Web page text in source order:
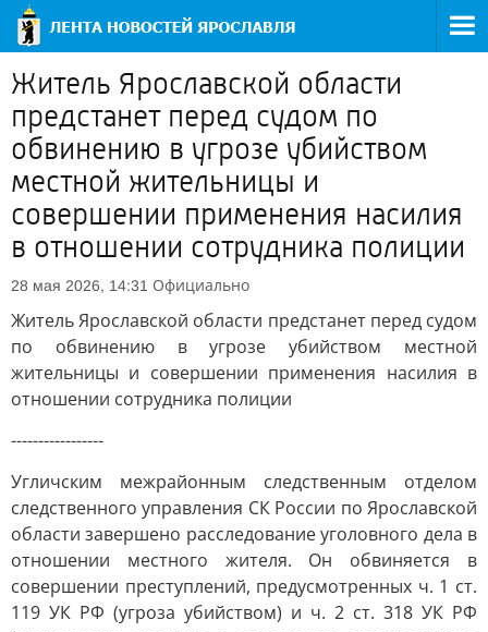
Житель Ярославской области
предстанет перед судом по
обвинению в угрозе убийством
местной жительницы и
совершении применения насилия
в отношении сотрудника полиции
28 мая 2026, 14:31 Официально
Житель Ярославской области предстанет перед судом
по обвинению в угрозе убийством местной
жительницы и совершении применения насилия в
отношении сотрудника полиции
-----------------
Угличским межрайонным следственным отделом
следственного управления СК России по Ярославской
области завершено расследование уголовного дела в
отношении местного жителя. Он обвиняется в
совершении преступлений, предусмотренных ч. 1 ст.
119 УК РФ (угроза убийством) и ч. 2 ст. 318 УК РФ